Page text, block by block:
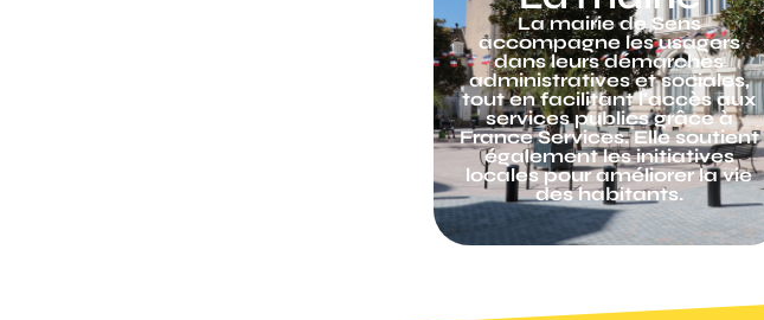
La mairie de Sens
accompagne les usagers
dans leurs démarches
administratives et sociales,
tout en facilitant l'accès aux
services publics grâce à
France Services. Elle soutient
également les initiatives
locales pour améliorer la vie
des habitants.